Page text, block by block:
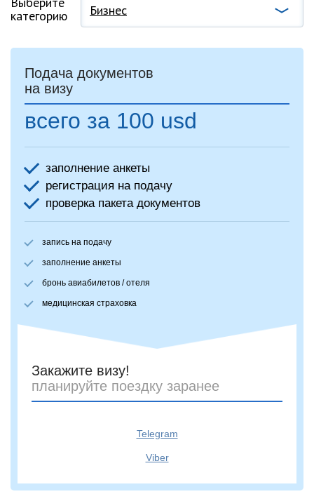
категорию
Бизнес
Подача документов
на визу
всего за 100 usd
заполнение анкеты
регистрация на подачу
проверка пакета документов
запись на подачу
заполнение анкеты
бронь авиабилетов / отеля
медицинская страховка
Закажите визу!
планируйте поездку заранее
Telegram
Viber